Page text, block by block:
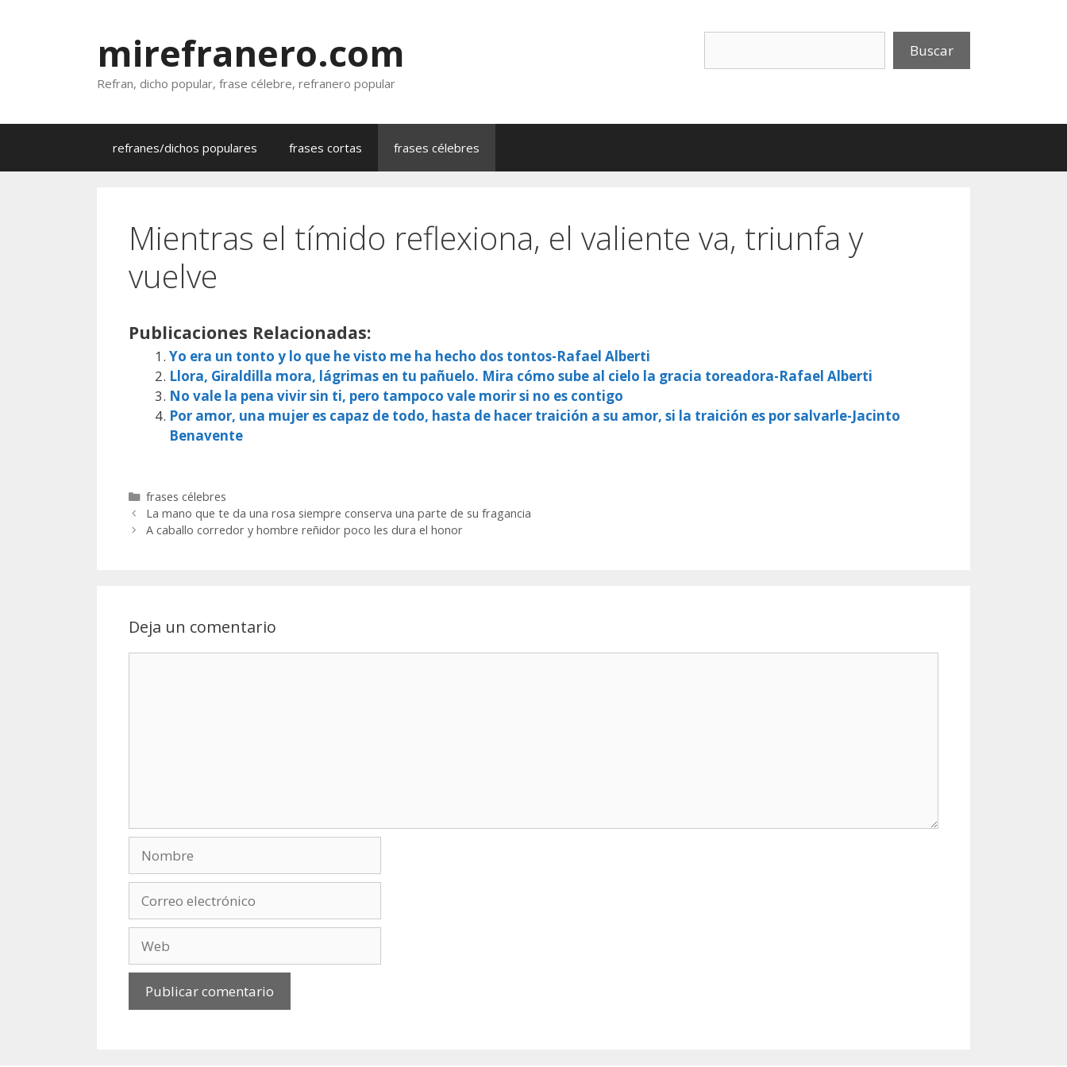
Buscar
mirefranero.com
Refran, dicho popular, frase célebre, refranero popular
refranes/dichos populares frases cortas frases célebres
Mientras el tímido reflexiona, el valiente va, triunfa y
vuelve
Publicaciones Relacionadas:
Yo era un tonto y lo que he visto me ha hecho dos tontos-Rafael Alberti
Llora, Giraldilla mora, lágrimas en tu pañuelo. Mira cómo sube al cielo la gracia toreadora-Rafael Alberti
No vale la pena vivir sin ti, pero tampoco vale morir si no es contigo
Por amor, una mujer es capaz de todo, hasta de hacer traición a su amor, si la traición es por salvarle-Jacinto
Benavente
Categorías
frases célebres
La mano que te da una rosa siempre conserva una parte de su fragancia
A caballo corredor y hombre reñidor poco les dura el honor
Deja un comentario
electrónico